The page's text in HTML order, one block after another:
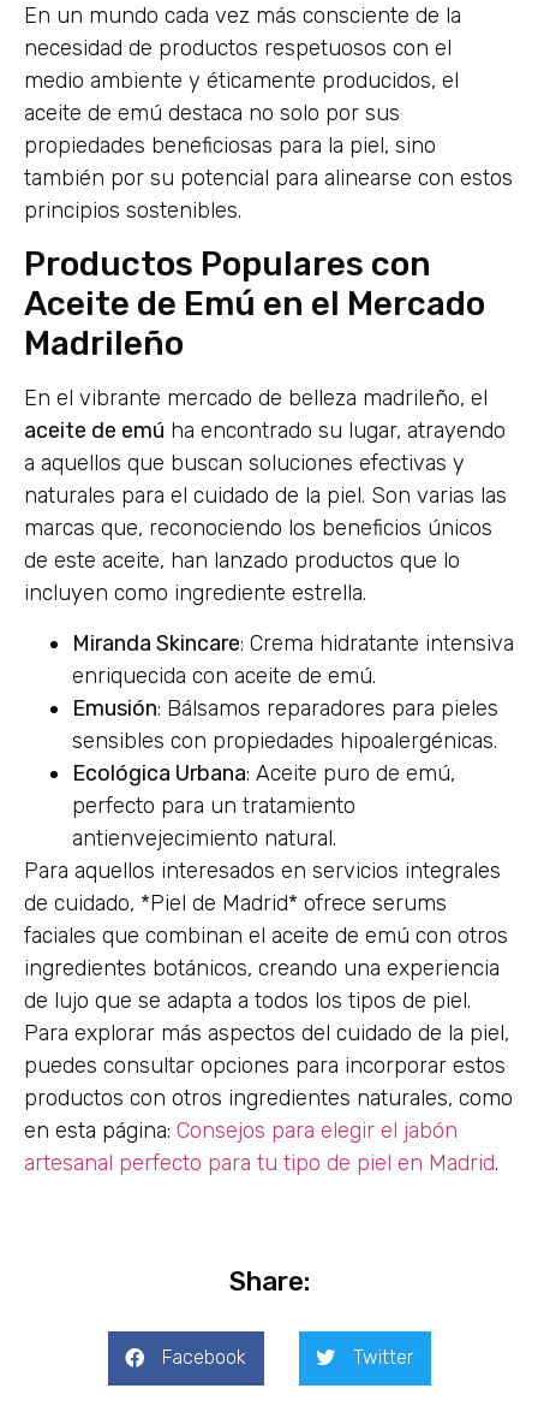
En un mundo cada vez más consciente de la
necesidad de productos respetuosos con el
medio ambiente y éticamente producidos, el
aceite de emú destaca no solo por sus
propiedades beneficiosas para la piel, sino
también por su potencial para alinearse con estos
principios sostenibles.
Productos Populares con
Aceite de Emú en el Mercado
Madrileño
En el vibrante mercado de belleza madrileño, el
aceite de emú ha encontrado su lugar, atrayendo
a aquellos que buscan soluciones efectivas y
naturales para el cuidado de la piel. Son varias las
marcas que, reconociendo los beneficios únicos
de este aceite, han lanzado productos que lo
incluyen como ingrediente estrella.
Miranda Skincare: Crema hidratante intensiva
enriquecida con aceite de emú.
Emusión: Bálsamos reparadores para pieles
sensibles con propiedades hipoalergénicas.
Ecológica Urbana: Aceite puro de emú,
perfecto para un tratamiento
antienvejecimiento natural.
Para aquellos interesados en servicios integrales
de cuidado, *Piel de Madrid* ofrece serums
faciales que combinan el aceite de emú con otros
ingredientes botánicos, creando una experiencia
de lujo que se adapta a todos los tipos de piel.
Para explorar más aspectos del cuidado de la piel,
puedes consultar opciones para incorporar estos
productos con otros ingredientes naturales, como
en esta página: Consejos para elegir el jabón
artesanal perfecto para tu tipo de piel en Madrid.
Share:
Facebook Twitter